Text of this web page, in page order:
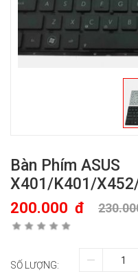
Bàn Phím ASUS
X401/K401/
200.000 đ
SỐ LƯỢNG: